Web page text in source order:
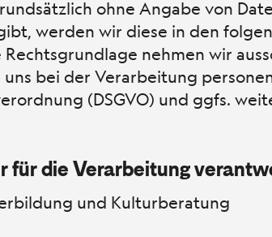
ohne Angabe von
werden wir diese in den
nehmen wir
bei der Verarbeitung
(DSGVO) und ggfs.
für die Verarbeitung
und Kulturberatung